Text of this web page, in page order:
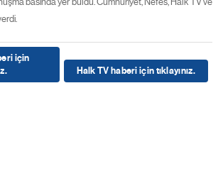
için
Halk TV haberi için tıklayınız.